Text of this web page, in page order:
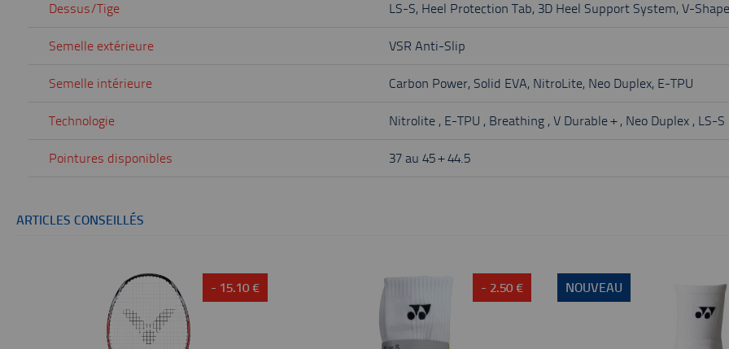
Dessus/Tige LS-S, Heel Protection Tab, 3D Heel Support System, V-
Semelle extérieure VSR Anti-Slip
Semelle intérieure Carbon Power, Solid EVA, NitroLite, Neo Duplex, E-TPU
Technologie Nitrolite , E-TPU , Breathing , V Durable + , Neo Duplex , LS-S
Pointures disponibles 37 au 45 + 44.5
ARTICLES CONSEILLÉS
- 15.10 € - 2.50 € NOUVEAU